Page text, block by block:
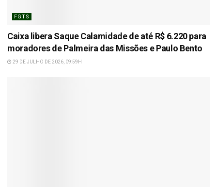
FGTS
Caixa libera Saque Calamidade de até R$ 6.220 para
moradores de Palmeira das Missões e Paulo Bento
29 DE JULHO DE 2026, 09:59H